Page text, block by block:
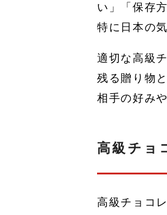
い」「保存
特に日本の
適切な高級
残る贈り物
相手の好み
高級チョ
高級チョコ